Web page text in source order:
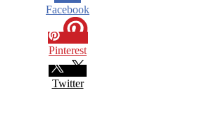
Facebook
Pinterest
Twitter